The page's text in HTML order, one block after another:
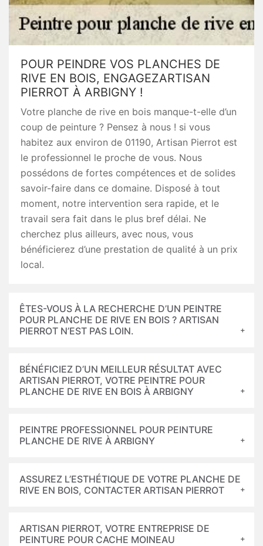
POUR PEINDRE VOS PLANCHES DE
RIVE EN BOIS, ENGAGEZARTISAN
PIERROT À ARBIGNY !
Votre planche de rive en bois manque-t-elle d’un
coup de peinture ? Pensez à nous ! si vous
habitez aux environ de 01190, Artisan Pierrot est
le professionnel le proche de vous. Nous
possédons de fortes compétences et de solides
savoir-faire dans ce domaine. Disposé à tout
moment, notre intervention sera rapide, et le
travail sera fait dans le plus bref délai. Ne
cherchez plus ailleurs, avec nous, vous
bénéficierez d’une prestation de qualité à un prix
local.
ÊTES-VOUS À LA RECHERCHE D’UN PEINTRE
POUR PLANCHE DE RIVE EN BOIS ? ARTISAN
PIERROT N’EST PAS LOIN.
BÉNÉFICIEZ D’UN MEILLEUR RÉSULTAT AVEC
ARTISAN PIERROT, VOTRE PEINTRE POUR
PLANCHE DE RIVE EN BOIS À ARBIGNY
PEINTRE PROFESSIONNEL POUR PEINTURE
PLANCHE DE RIVE À ARBIGNY
ASSUREZ L’ESTHÉTIQUE DE VOTRE PLANCHE DE
RIVE EN BOIS, CONTACTER ARTISAN PIERROT
ARTISAN PIERROT, VOTRE ENTREPRISE DE
PEINTURE POUR CACHE MOINEAU